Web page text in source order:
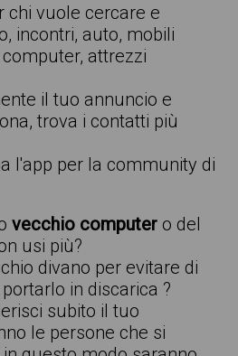
chi vuole cercare e
incontri, auto, mobili
attrezzi
il tuo annuncio e
trova i contatti più
l'app per la community di
vecchio computer o del
usi più?
divano per evitare di
in discarica ?
subito il tuo
le persone che si